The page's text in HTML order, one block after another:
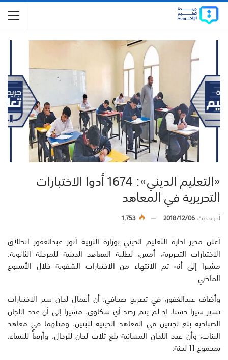
«التعليم الديني»: 1674 أدوا الاختبارات
التحريرية في المعاهد
أخر تحديث2018/12/06
1,753
أعلن مدير ادارة التعليم الديني بوزارة التربية أنور عبدالغفور انطلاق
الاختبارات التحريرية، أمس، لطلبة المعاهد الدينية للمرحلة الثانوية،
مشيرا إلى أنه تم الانتهاء من الاختبارات الشفوية خلال الأسبوع
الماضي.
وأضاف عبدالغفور، في تصريح صحافي، أن أعمال لجان سير الاختبارات
تسير سيرا حسنا، إذ لم يتم رصد أي شكاوى، مشيرا إلى أن عدد اللجان
الصباحية بلغ لجنتين في المعاهد الدينية للبنين، ومثلهما في معاهد
البنات، وأن عدد اللجان المسائية بلغ ثلاث لجان للرجال، وأربعاً للنساء،
بمجموع 11 لجنة.